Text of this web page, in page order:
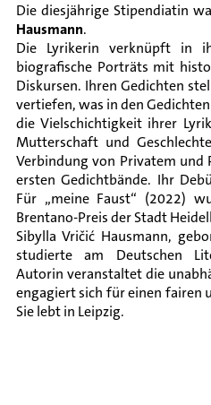
Die diesjährige Stipendiatin
Hausmann.
Die Lyrikerin verknüpft in
biografische Porträts mit
Diskursen. Ihren Gedichten
vertiefen, was in den
die Vielschichtigkeit ihrer
Mutterschaft und
Verbindung von Privatem und
ersten Gedichtbände. Ihr
Für „meine Faust“ (2022)
Brentano-Preis der Stadt
Sibylla Vričić Hausmann,
studierte am Deutschen
Autorin veranstaltet die
engagiert sich für einen fairen
Sie lebt in Leipzig.